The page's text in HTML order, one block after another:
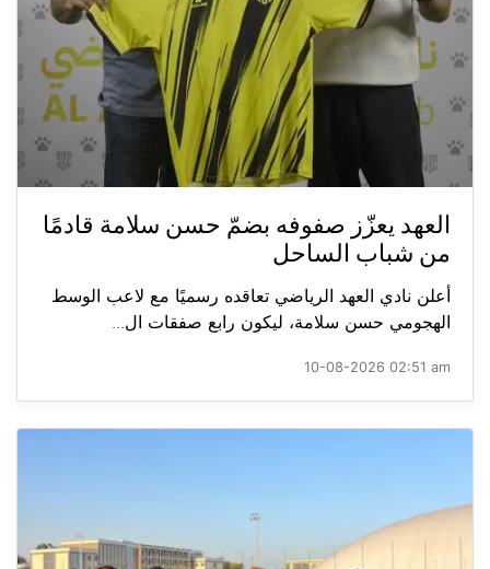
العهد يعزّز صفوفه بضمّ حسن سلامة قادمًا
من شباب الساحل
أعلن نادي العهد الرياضي تعاقده رسميًا مع لاعب الوسط
الهجومي حسن سلامة، ليكون رابع صفقات ال...
10-08-2026 02:51 am